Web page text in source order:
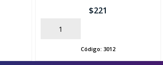
$221
AÑADIR
Código: 3012